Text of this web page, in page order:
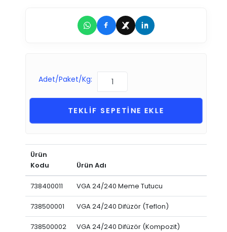
Adet/Paket/Kg:
TEKLİF SEPETİNE EKLE
Ürün
Kodu
Ürün Adı
738400011 VGA 24/240 Meme Tutucu
738500001 VGA 24/240 Difüzör (Teflon)
738500002 VGA 24/240 Difüzör (Kompozit)